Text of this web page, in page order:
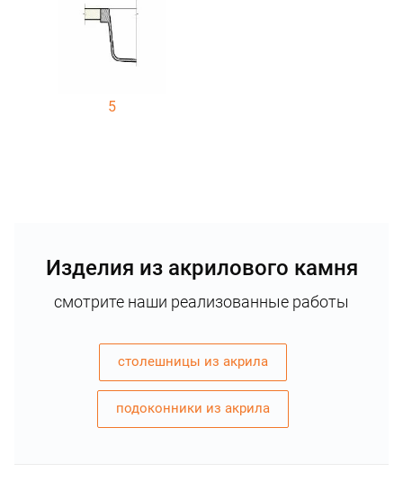
5
Изделия из акрилового камня
смотрите наши реализованные работы
столешницы из акрила
подоконники из акрила